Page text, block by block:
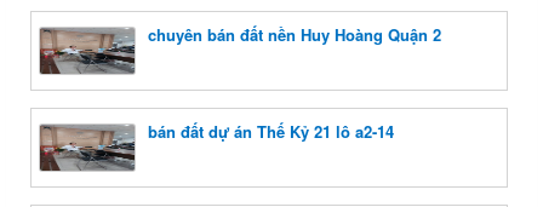
chuyên bán đất nền Huy Hoàng Quận 2
bán đất dự án Thế Kỷ 21 lô a2-14